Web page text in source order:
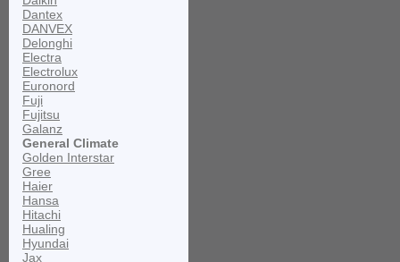
Dantex
DANVEX
Delonghi
Electra
Electrolux
Euronord
Fuji
Fujitsu
Galanz
General Climate
Golden Interstar
Gree
Haier
Hansa
Hitachi
Hualing
Hyundai
Jax